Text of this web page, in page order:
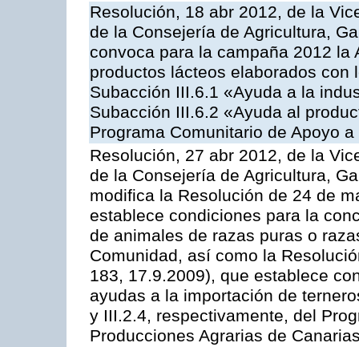
Resolución, 18 abr 2012, de la
de la Consejería de Agricultura,
convoca para la campaña 2012
productos lácteos elaborados
Subacción III.6.1 «Ayuda a la
Subacción III.6.2 «Ayuda al
Programa Comunitario de Apoyo
Resolución, 27 abr 2012, de la
de la Consejería de Agricultura,
modifica la Resolución de 24 de
establece condiciones para la
de animales de razas puras o
Comunidad, así como la
183, 17.9.2009), que establece
ayudas a la importación de
y III.2.4, respectivamente, del
Producciones Agrarias de